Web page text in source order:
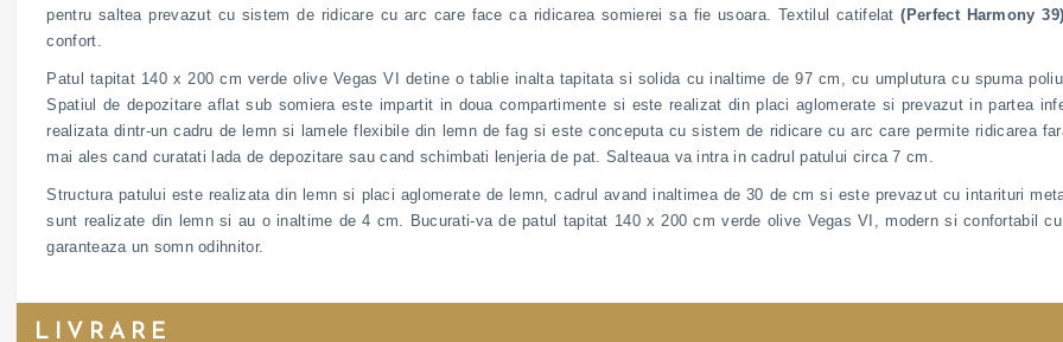
pentru saltea prevazut cu sistem de ridicare cu arc care face ca ridicarea somierei sa fie usoara. Textilul catifelat(Perfect Harmony 39)
confort.
Patul tapitat 140 x 200 cm verde olive Vegas VI detine o tablie inalta tapitata si solida cu inaltime de 97 cm, cu umplutura cu spuma
Spatiul de depozitare aflat sub somiera este impartit in doua compartimente si este realizat din placi aglomerate si prevazut in partea
realizata dintr-un cadru de lemn si lamele flexibile din lemn de fag si este conceputa cu sistem de ridicare cu arc care permite ridicarea
mai ales cand curatati lada de depozitare sau cand schimbati lenjeria de pat. Salteaua va intra in cadrul patului circa 7 cm.
Structura patului este realizata din lemn si placi aglomerate de lemn, cadrul avand inaltimea de 30 de cm si este prevazut cu intarituri
sunt realizate din lemn si au o inaltime de 4 cm. Bucurati-va de patul tapitat 140 x 200 cm verde olive Vegas VI, modern si confortabil
garanteaza un somn odihnitor.
LIVRARE